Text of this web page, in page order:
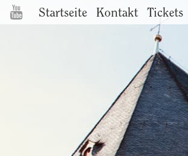
Startseite Kontakt Tickets